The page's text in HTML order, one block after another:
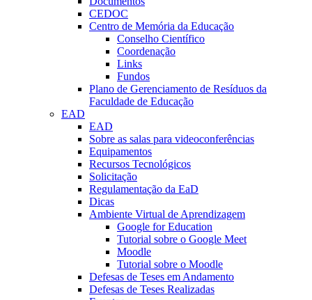
CEDOC
Centro de Memória da Educação
Conselho Científico
Coordenação
Links
Fundos
Plano de Gerenciamento de Resíduos da
Faculdade de Educação
EAD
EAD
Sobre as salas para videoconferências
Equipamentos
Recursos Tecnológicos
Solicitação
Regulamentação da EaD
Dicas
Ambiente Virtual de Aprendizagem
Google for Education
Tutorial sobre o Google Meet
Moodle
Tutorial sobre o Moodle
Defesas de Teses em Andamento
Defesas de Teses Realizadas